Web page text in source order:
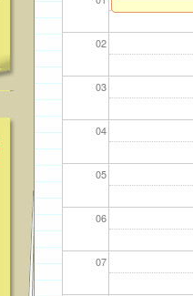
02
03
04
05
06
07